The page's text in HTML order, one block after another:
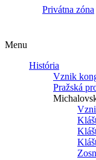
Privátna zóna
Menu
História
Vznik
Pražská